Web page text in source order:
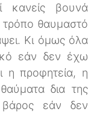
κανείς βουνά
τρόπο θαυμαστό
Κι όμως όλα
εάν δεν έχω
η προφητεία, η
δια της
εάν δεν